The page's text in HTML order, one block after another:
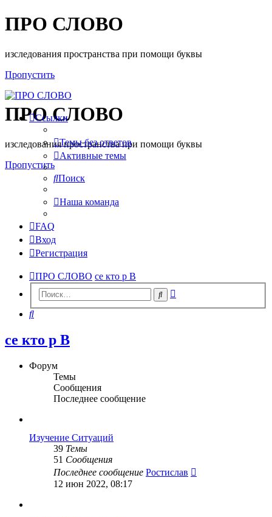
ПРО СЛОВО
изследования пространства при помощи буквы
Пропустить
ПРО СЛОВО
изследования пространства при помощи буквы
Пропустить
Ссылки
Темы без ответов
Активные темы
Поиск
Наша команда
FAQ
Вход
Регистрация
ПРО СЛОВО се кто р В
Поиск
Поиск
се кто р В
Форум
Темы
Сообщения
Последнее сообщение
Изучение Ситуаций
39 Темы
51 Сообщения
Последнее сообщение Ростислав
12 июн 2022, 08:17